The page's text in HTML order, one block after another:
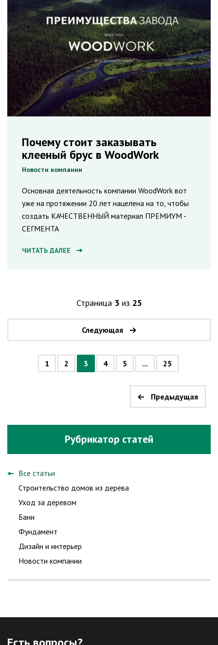
Почему стоит заказывать
клееный брус в WoodWork
Новости компании
Основная деятельность компании WoodWork вот
уже на протяжении 20 лет нацелена на то, чтобы
создать КАЧЕСТВЕННЫЙ материал ПРЕМИУМ -
СЕГМЕНТА
ЧИТАТЬ ДАЛЕЕ
Страница 3из 25
1 2 3 4 5 ... 25
Предыдущая
Следующая
Рубрикатор статей
Все статьи
Строительство домов из дерева
Уход за деревом
Бани
Фундамент
Дизайн и интерьер
Новости компании